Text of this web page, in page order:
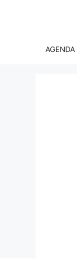
AGENDA